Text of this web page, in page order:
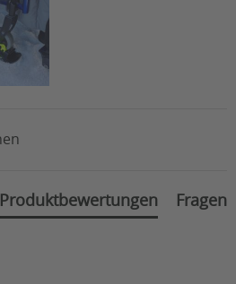
Produktbewertungen Fragen